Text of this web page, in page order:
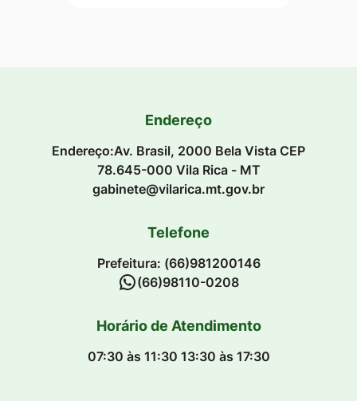
Endereço
Endereço:Av. Brasil, 2000 Bela Vista CEP
78.645-000 Vila Rica - MT
gabinete@vilarica.mt.gov.br
Telefone
Prefeitura: (66)981200146
(66)98110-0208
Horário de Atendimento
07:30 às 11:30 13:30 às 17:30